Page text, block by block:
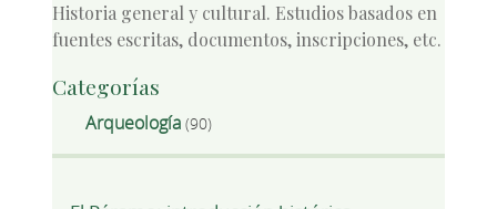
Historia general y cultural. Estudios basados en
fuentes escritas, documentos, inscripciones, etc.
Categorías
Arqueología (90)